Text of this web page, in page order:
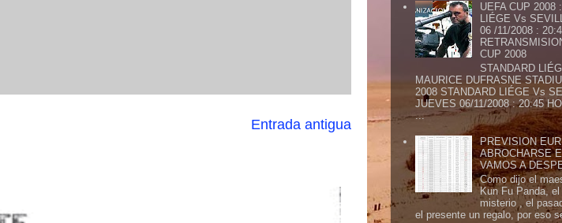
Entrada antigua
UEFA CUP 2008
LIÉGE Vs
06 /11/2008 :
CUP 2008
STANDARD
MAURICE DUFRASNE
2008 STANDARD LIÉGE Vs
JUEVES 06/11/2008 : 20:45
...
PREVISION
ABROCHARSE
VAMOS A
Como dijo el
Kun Fu Panda,
misterio , el
el presente un regalo, por eso